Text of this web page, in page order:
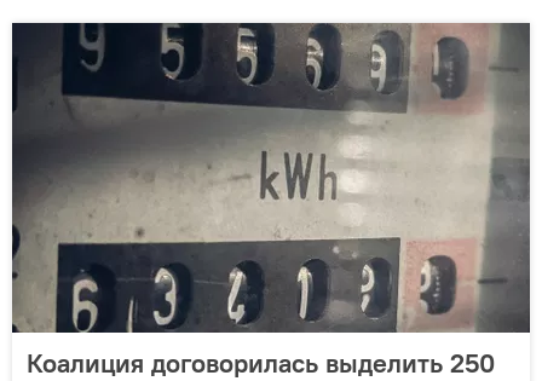
Коалиция договорилась выделить 250